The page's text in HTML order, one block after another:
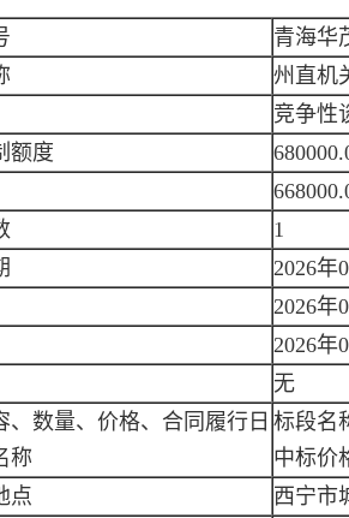
青海华
州直机
竞争性
额度
1
2026年
2026年
2026年
无
、数量、价格、合同履行日
称
标段名
中标价
点
西宁市